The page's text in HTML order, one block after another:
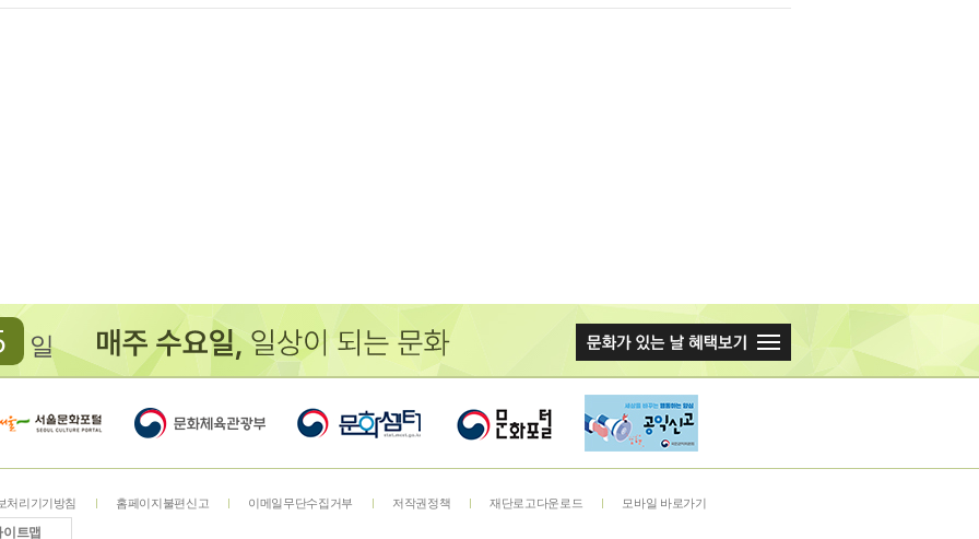
일
처리기기방침 홈페이지불편신고 이메일무단수집거부 저작권정책 재단로고다운로드 모바일 바로가기
이트맵